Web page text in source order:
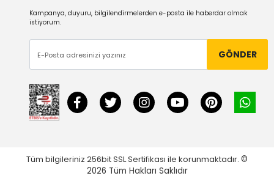
Kampanya, duyuru, bilgilendirmelerden e-posta ile haberdar olmak
istiyorum.
GÖNDER
Tüm bilgileriniz 256bit SSL Sertifikası ile korunmaktadır. ©
2026 Tüm Hakları Saklıdır